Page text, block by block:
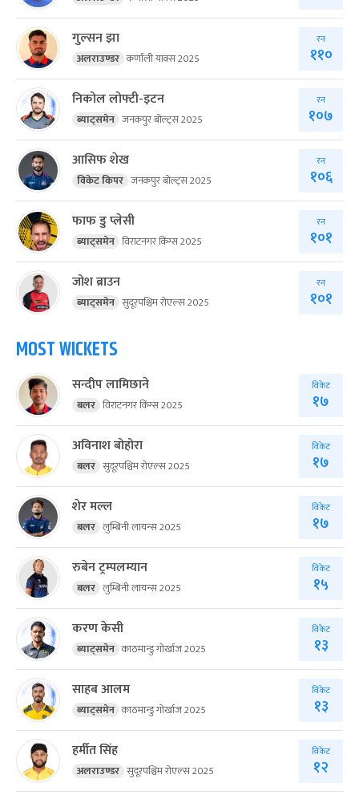
गुल्सन झा
अलराउण्डर कर्णाली याक्स 2025
रन
११०
निकोल लोफ्टी-इटन
ब्याट्समेन जनकपुर बोल्ट्स 2025
रन
१०७
आसिफ शेख
विकेट किपर जनकपुर बोल्ट्स 2025
रन
१०६
फाफ डु प्लेसी
ब्याट्समेन विराटनगर किंग्स 2025
रन
१०१
जोश ब्राउन
ब्याट्समेन सुदूरपश्चिम रोएल्स 2025
रन
१०१
MOST WICKETS
सन्दीप लामिछाने
बलर विराटनगर किंग्स 2025
विकेट
१७
अविनाश बोहोरा
बलर सुदूरपश्चिम रोएल्स 2025
विकेट
१७
शेर मल्ल
बलर लुम्बिनी लायन्स 2025
विकेट
१७
रुबेन ट्रम्पलम्यान
बलर लुम्बिनी लायन्स 2025
विकेट
१५
करण केसी
ब्याट्समेन काठमान्डु गोर्खाज 2025
विकेट
१३
साहब आलम
ब्याट्समेन काठमान्डु गोर्खाज 2025
विकेट
१३
हर्मीत सिंह
अलराउण्डर सुदूरपश्चिम रोएल्स 2025
विकेट
१२